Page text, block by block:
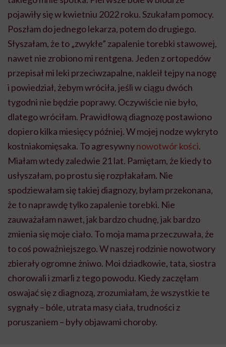
pojawiły się w kwietniu 2022 roku. Szukałam pomocy.
Poszłam do jednego lekarza, potem do drugiego.
Słyszałam, że to „zwykłe” zapalenie torebki stawowej,
nawet nie zrobiono mi rentgena. Jeden z ortopedów
przepisał mi leki przeciwzapalne, nakleił tejpy na nogę
i powiedział, żebym wróciła, jeśli w ciągu dwóch
tygodni nie będzie poprawy. Oczywiście nie było,
dlatego wróciłam. Prawidłową diagnozę postawiono
dopiero kilka miesięcy później. W mojej nodze wykryto
kostniakomięsaka. To agresywnynowotwór kości.
Miałam wtedy zaledwie 21 lat. Pamiętam, że kiedy to
usłyszałam, po prostu się rozpłakałam. Nie
spodziewałam się takiej diagnozy, byłam przekonana,
że to naprawdę tylko zapalenie torebki. Nie
zauważałam nawet, jak bardzo chudnę, jak bardzo
zmienia się moje ciało. To moja mama przeczuwała, że
to coś poważniejszego. W naszej rodzinie nowotwory
zbierały ogromne żniwo. Moi dziadkowie, tata, siostra
chorowali i zmarli z tego powodu. Kiedy zaczęłam
oswajać się z diagnozą, zrozumiałam, że wszystkie te
sygnały – bóle, utrata masy ciała, trudności z
poruszaniem – były objawami choroby.